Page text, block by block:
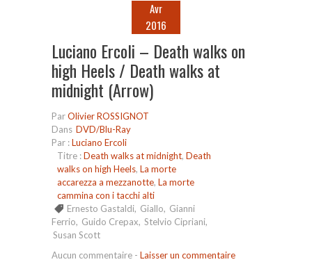
Avr
2016
Luciano Ercoli – Death walks on
high Heels / Death walks at
midnight (Arrow)
ParOlivier ROSSIGNOT
Dans DVD/Blu-Ray
Par :Luciano Ercoli
Titre :Death walks at midnight, Death
walks on high Heels, La morte
accarezza a mezzanotte, La morte
cammina con i tacchi alti
Ernesto Gastaldi, Giallo, Gianni
Ferrio, Guido Crepax, Stelvio Cipriani,
Susan Scott
Aucun commentaire - Laisser un commentaire